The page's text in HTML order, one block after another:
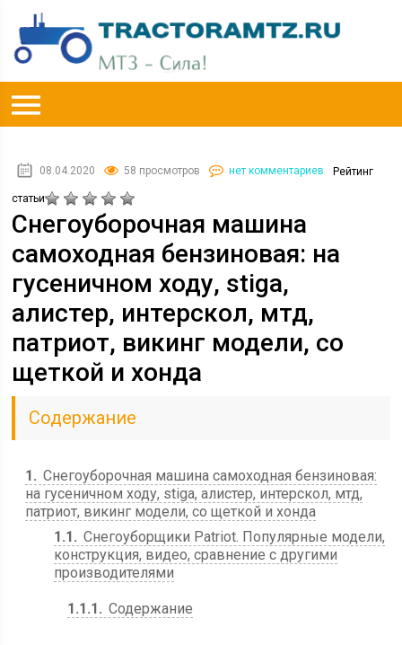
08.04.2020 58 просмотров нет комментариев Рейтинг
статьи
Снегоуборочная машина
самоходная бензиновая: на
гусеничном ходу, stiga,
алистер, интерскол, мтд,
патриот, викинг модели, со
щеткой и хонда
Содержание
1
Снегоуборочная машина самоходная бензиновая:
на гусеничном ходу, stiga, алистер, интерскол, мтд,
патриот, викинг модели, со щеткой и хонда
1.1
Снегоуборщики Patriot. Популярные модели,
конструкция, видео, сравнение с другими
производителями
1.1.1 Содержание